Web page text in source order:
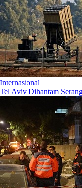
Internasional
Tel Aviv Dihantam